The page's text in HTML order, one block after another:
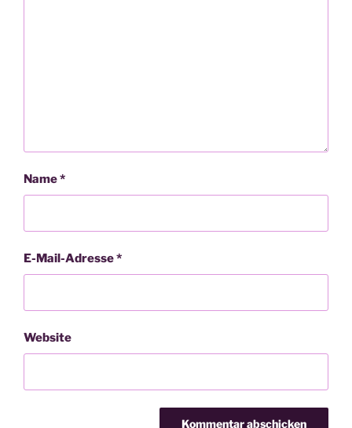
Name*
E-Mail-Adresse*
Website